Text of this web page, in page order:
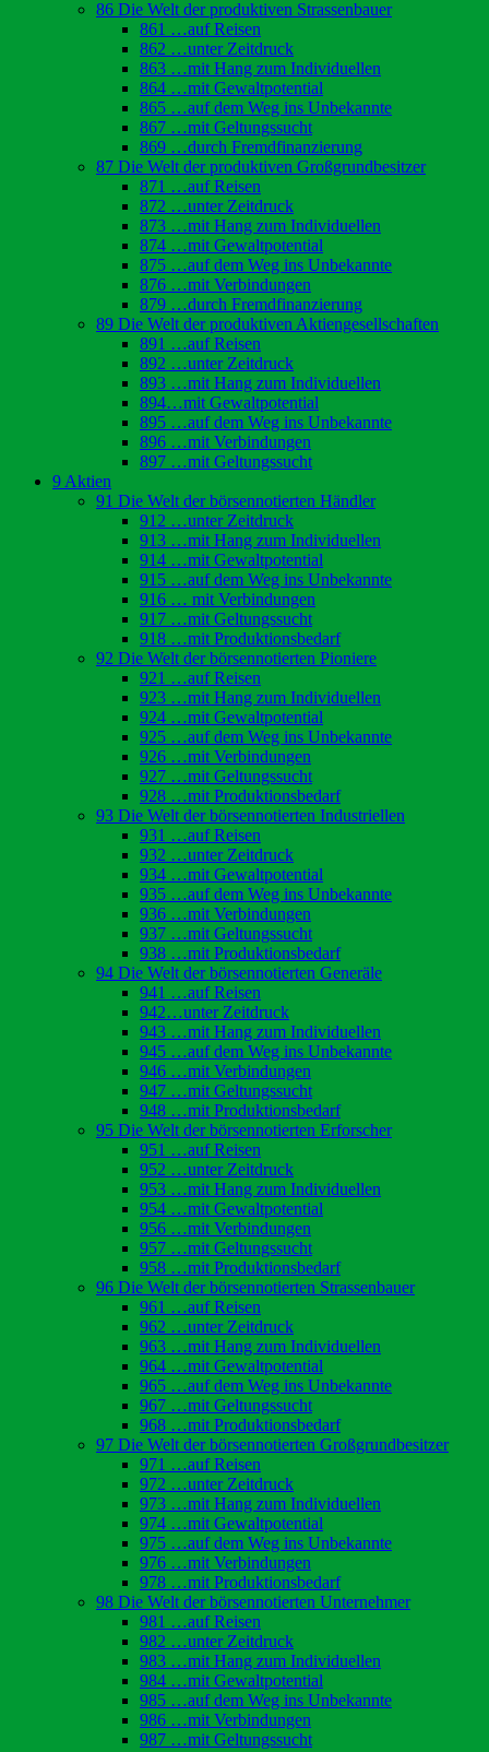
86 Die Welt der produktiven Strassenbauer
861 …auf Reisen
862 …unter Zeitdruck
863 …mit Hang zum Individuellen
864 …mit Gewaltpotential
865 …auf dem Weg ins Unbekannte
867 …mit Geltungssucht
869 …durch Fremdfinanzierung
87 Die Welt der produktiven Großgrundbesitzer
871 …auf Reisen
872 …unter Zeitdruck
873 …mit Hang zum Individuellen
874 …mit Gewaltpotential
875 …auf dem Weg ins Unbekannte
876 …mit Verbindungen
879 …durch Fremdfinanzierung
89 Die Welt der produktiven Aktiengesellschaften
891 …auf Reisen
892 …unter Zeitdruck
893 …mit Hang zum Individuellen
894…mit Gewaltpotential
895 …auf dem Weg ins Unbekannte
896 …mit Verbindungen
897 …mit Geltungssucht
9 Aktien
91 Die Welt der börsennotierten Händler
912 …unter Zeitdruck
913 …mit Hang zum Individuellen
914 …mit Gewaltpotential
915 …auf dem Weg ins Unbekannte
916 … mit Verbindungen
917 …mit Geltungssucht
918 …mit Produktionsbedarf
92 Die Welt der börsennotierten Pioniere
921 …auf Reisen
923 …mit Hang zum Individuellen
924 …mit Gewaltpotential
925 …auf dem Weg ins Unbekannte
926 …mit Verbindungen
927 …mit Geltungssucht
928 …mit Produktionsbedarf
93 Die Welt der börsennotierten Industriellen
931 …auf Reisen
932 …unter Zeitdruck
934 …mit Gewaltpotential
935 …auf dem Weg ins Unbekannte
936 …mit Verbindungen
937 …mit Geltungssucht
938 …mit Produktionsbedarf
94 Die Welt der börsennotierten Generäle
941 …auf Reisen
942…unter Zeitdruck
943 …mit Hang zum Individuellen
945 …auf dem Weg ins Unbekannte
946 …mit Verbindungen
947 …mit Geltungssucht
948 …mit Produktionsbedarf
95 Die Welt der börsennotierten Erforscher
951 …auf Reisen
952 …unter Zeitdruck
953 …mit Hang zum Individuellen
954 …mit Gewaltpotential
956 …mit Verbindungen
957 …mit Geltungssucht
958 …mit Produktionsbedarf
96 Die Welt der börsennotierten Strassenbauer
961 …auf Reisen
962 …unter Zeitdruck
963 …mit Hang zum Individuellen
964 …mit Gewaltpotential
965 …auf dem Weg ins Unbekannte
967 …mit Geltungssucht
968 …mit Produktionsbedarf
97 Die Welt der börsennotierten Großgrundbesitzer
971 …auf Reisen
972 …unter Zeitdruck
973 …mit Hang zum Individuellen
974 …mit Gewaltpotential
975 …auf dem Weg ins Unbekannte
976 …mit Verbindungen
978 …mit Produktionsbedarf
98 Die Welt der börsennotierten Unternehmer
981 …auf Reisen
982 …unter Zeitdruck
983 …mit Hang zum Individuellen
984 …mit Gewaltpotential
985 …auf dem Weg ins Unbekannte
986 …mit Verbindungen
987 …mit Geltungssucht